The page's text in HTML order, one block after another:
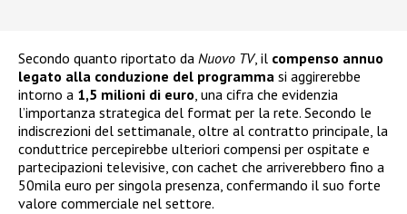
Secondo quanto riportato da Nuovo TV, il compenso annuo
legato alla conduzione del programma si aggirerebbe
intorno a 1,5 milioni di euro, una cifra che evidenzia
l’importanza strategica del format per la rete. Secondo le
indiscrezioni del settimanale, oltre al contratto principale, la
conduttrice percepirebbe ulteriori compensi per ospitate e
partecipazioni televisive, con cachet che arriverebbero fino a
50mila euro per singola presenza, confermando il suo forte
valore commerciale nel settore.